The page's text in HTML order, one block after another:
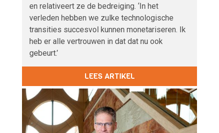
en relativeert ze de bedreiging. ‘In het
verleden hebben we zulke technologische
transities succesvol kunnen monetariseren. Ik
heb er alle vertrouwen in dat dat nu ook
gebeurt.’
LEES ARTIKEL